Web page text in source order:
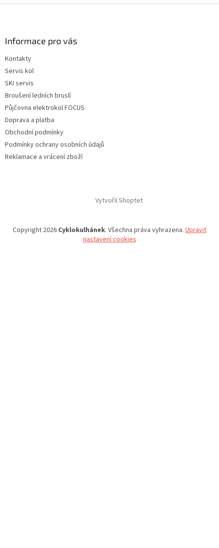
Informace pro vás
Kontakty
Servis kol
SKI servis
Broušení ledních bruslí
Půjčovna elektrokol FOCUS
Doprava a platba
Obchodní podmínky
Podmínky ochrany osobních údajů
Reklamace a vrácení zboží
Vytvořil Shoptet
Copyright 2026 Cyklokulhánek. Všechna práva vyhrazena. Upravit
nastavení cookies